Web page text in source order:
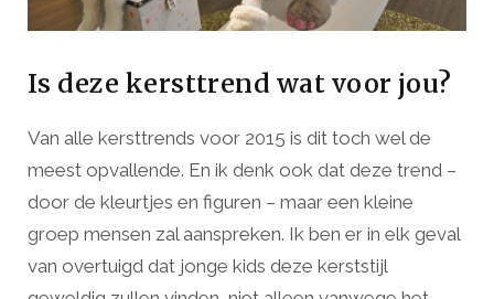
Is deze kersttrend wat voor jou?
Van alle kersttrends voor 2015 is dit toch wel de
meest opvallende. En ik denk ook dat deze trend –
door de kleurtjes en figuren – maar een kleine
groep mensen zal aanspreken. Ik ben er in elk geval
van overtuigd dat jonge kids deze kerststijl